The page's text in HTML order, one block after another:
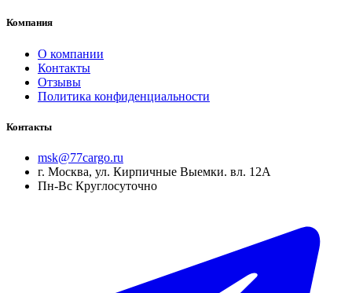
Компания
О компании
Контакты
Отзывы
Политика конфиденциальности
Контакты
msk@77cargo.ru
г. Москва, ул. Кирпичные Выемки. вл. 12А
Пн-Вс Круглосуточно